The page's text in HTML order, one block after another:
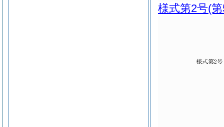
様式第2号(